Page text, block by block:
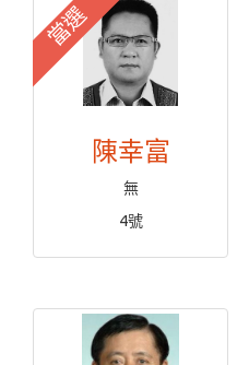
當選
陳幸富
無
4號